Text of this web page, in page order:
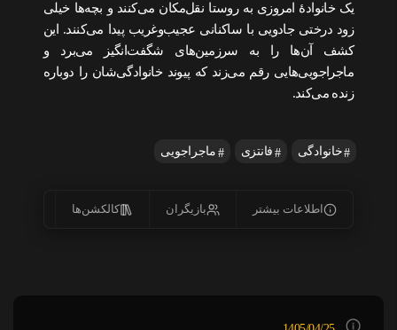
یک خانوادهٔ امروزی به روستا نقل‌مکان می‌کنند و بچه‌ها خیلی
زود درختی جادویی با ساکنانی عجیب‌وغریب پیدا می‌کنند. این
کشف آن‌ها را به سرزمین‌های شگفت‌انگیز می‌برد و
ماجراجویی‌هایی رقم می‌زند که پیوند خانوادگی‌شان را دوباره
زنده می‌کند.
خانوادگی فانتزی ماجراجویی
اطلاعات بیشتر بازیگران کالکشن‌ها